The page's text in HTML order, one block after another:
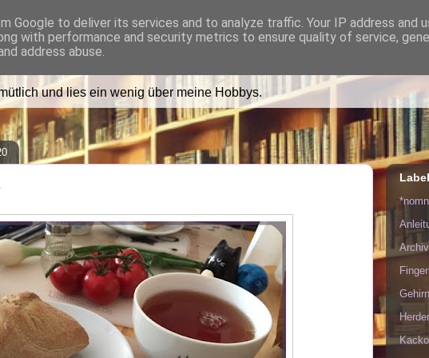
lädt Dich in ihr Wohnzimmer
und lies ein wenig über meine Hobbys.
Archiv
Google to deliver its services and to analyze traffic. Your IP address and
with performance and security metrics to ensure quality of service,
address abuse.